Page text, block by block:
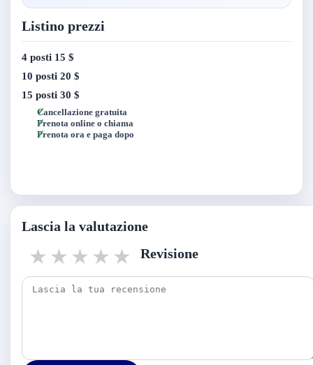
Listino prezzi
4 posti 15 $
10 posti 20 $
15 posti 30 $
Cancellazione gratuita
Prenota online o chiama
Prenota ora e paga dopo
Lascia la valutazione
5 stars
4 stars
3 stars
2 stars
1 star Revisione